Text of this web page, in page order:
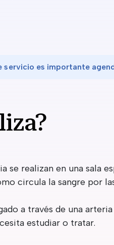
servicio es importante
se realizan en una sala
circula la sangre por
a través de una
estudiar o tratar.